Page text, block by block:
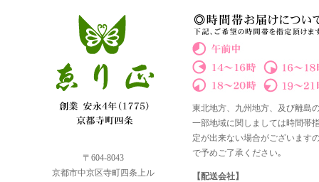
〒604-8043
京都市中京区寺町四条上ル
東北地方、九州地方、及び離島
一部地域に関しましては時間帯
定が出来ない場合がございます
で予めご了承ください｡
【配送会社】